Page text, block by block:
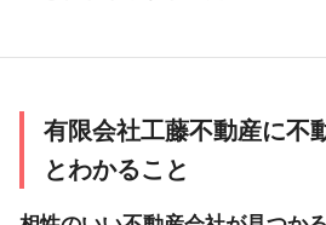
有限会社工藤不動産に不
とわかること